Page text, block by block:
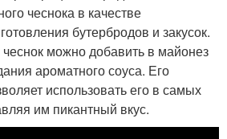
чеснока в качестве
бутербродов и закусок.
можно добавить в майонез
ароматного соуса. Его
использовать его в самых
им пикантный вкус.